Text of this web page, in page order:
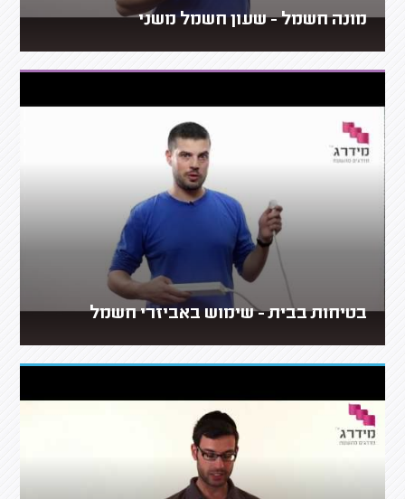
מונה חשמל - שעון חשמל משני
בטיחות בבית - שימוש באביזרי חשמל